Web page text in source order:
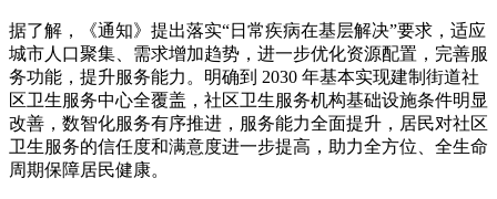
据了解，《通知》提出落实“日常疾病在基层解决”要求，适应
城市人口聚集、需求增加趋势，进一步优化资源配置，完善服
务功能，提升服务能力。明确到 2030 年基本实现建制街道社
区卫生服务中心全覆盖，社区卫生服务机构基础设施条件明显
改善，数智化服务有序推进，服务能力全面提升，居民对社区
卫生服务的信任度和满意度进一步提高，助力全方位、全生命
周期保障居民健康。